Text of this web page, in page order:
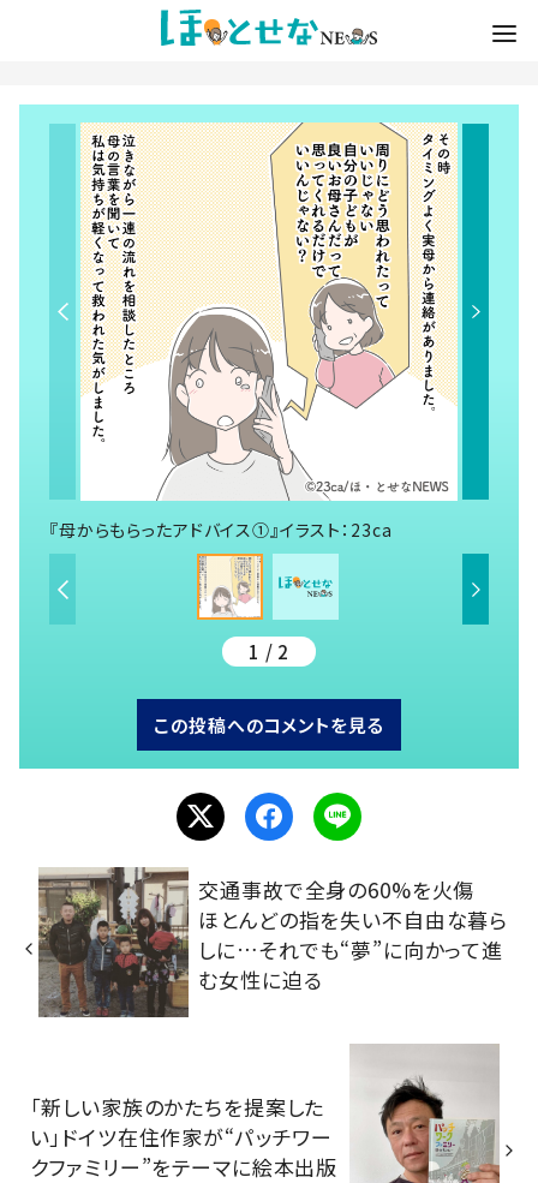
『母からもらったアドバイス①』イラスト：23ca
1 / 2
この投稿へのコメントを見る
交通事故で全身の60%を火傷
ほとんどの指を失い不自由な暮ら
しに…それでも“夢”に向かって進
む女性に迫る
「新しい家族のかたちを提案した
い」ドイツ在住作家が“パッチワー
クファミリー”をテーマに絵本出版